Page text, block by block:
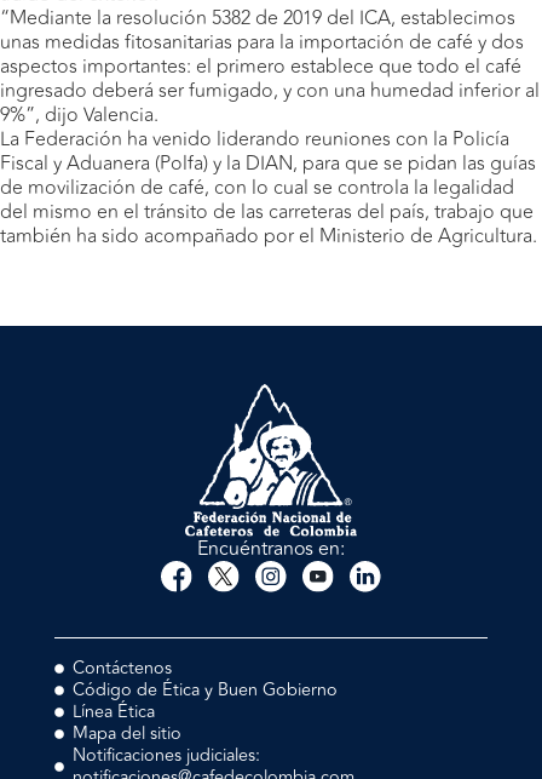
“Mediante la resolución 5382 de 2019 del ICA, establecimos
unas medidas fitosanitarias para la importación de café y dos
aspectos importantes: el primero establece que todo el café
ingresado deberá ser fumigado, y con una humedad inferior al
9%”, dijo Valencia.
La Federación ha venido liderando reuniones con la Policía
Fiscal y Aduanera (Polfa) y la DIAN, para que se pidan las guías
de movilización de café, con lo cual se controla la legalidad
del mismo en el tránsito de las carreteras del país, trabajo que
también ha sido acompañado por el Ministerio de Agricultura.
Encuéntranos en:
Contáctenos
Código de Ética y Buen Gobierno
Línea Ética
Mapa del sitio
Notificaciones judiciales: